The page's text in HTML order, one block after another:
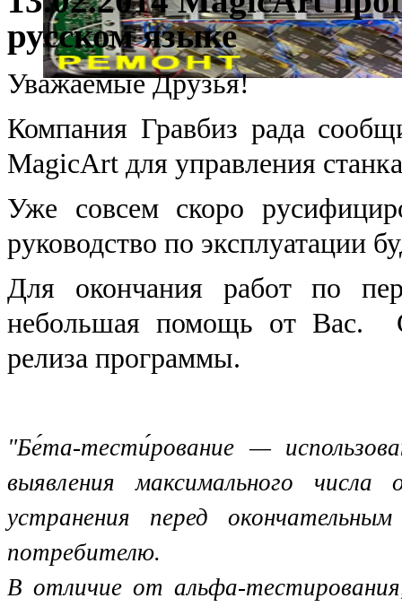
русском языке
Уважаемые Друзья!
Компания Гравбиз рада
MagicArt для управления
Уже совсем скоро
руководство по эксплуатации
Для окончания работ по
небольшая помощь от Вас.
релиза программы.
"Бе́та-тести́рование —
выявления максимального
устранения перед
потребителю.
В отличие от альфа-